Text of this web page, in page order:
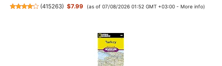
(415263) $7.99 (as of 07/08/2026 01:52 GMT +03:00 - More info)